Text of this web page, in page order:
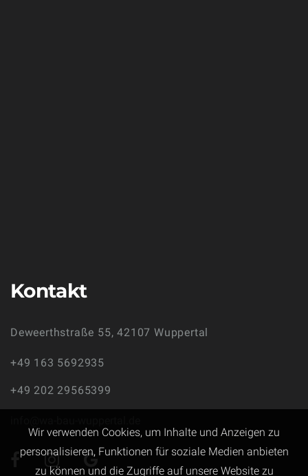
Kontakt
Deweerthstraße 55, 42107 Wuppertal
+49 163 5692935
+49 202 29565399
Wir verwenden Cookies, um Inhalte und Anzeigen zu
personalisieren, Funktionen für soziale Medien anbieten
zu können und die Zugriffe auf unsere Website zu